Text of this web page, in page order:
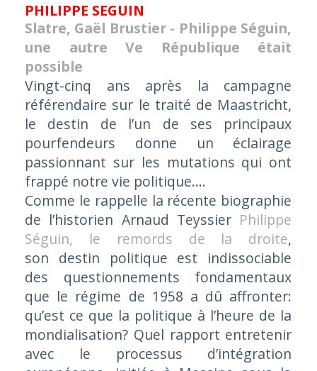
PHILIPPE SEGUIN
Slatre, Gaël Brustier - Philippe Séguin,
une autre Ve République était
possible
Vingt-cinq ans après la campagne
référendaire sur le traité de Maastricht,
le destin de l’un de ses principaux
pourfendeurs donne un éclairage
passionnant sur les mutations qui ont
frappé notre vie politique....
Comme le rappelle la récente biographie
de l’historien Arnaud Teyssier Philippe
Séguin, le remords de la droite,
son destin politique est indissociable
des questionnements fondamentaux
que le régime de 1958 a dû affronter:
qu’est ce que la politique à l’heure de la
mondialisation? Quel rapport entretenir
avec le processus d’intégration